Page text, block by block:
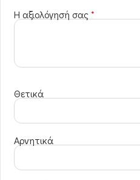
Η αξιολόγησή σας*
Θετικά
Αρνητικά